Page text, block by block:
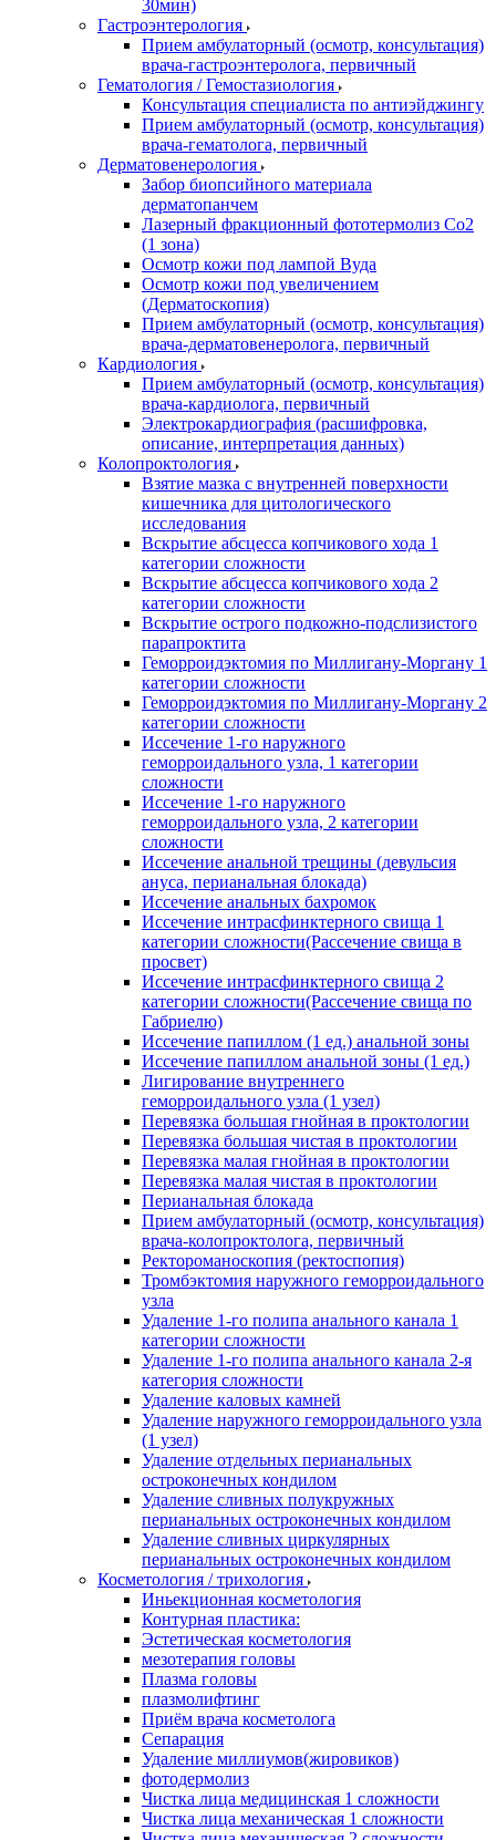
30мин)
Гастроэнтерология
Прием амбулаторный (осмотр, консультация)
врача-гастроэнтеролога, первичный
Гематология / Гемостазиология
Консультация специалиста по антиэйджингу
Прием амбулаторный (осмотр, консультация)
врача-гематолога, первичный
Дерматовенерология
Забор биопсийного материала
дерматопанчем
Лазерный фракционный фототермолиз Со2
(1 зона)
Осмотр кожи под лампой Вуда
Осмотр кожи под увеличением
(Дерматоскопия)
Прием амбулаторный (осмотр, консультация)
врача-дерматовенеролога, первичный
Кардиология
Прием амбулаторный (осмотр, консультация)
врача-кардиолога, первичный
Электрокардиография (расшифровка,
описание, интерпретация данных)
Колопроктология
Взятие мазка с внутренней поверхности
кишечника для цитологического
исследования
Вскрытие абсцесса копчикового хода 1
категории сложности
Вскрытие абсцесса копчикового хода 2
категории сложности
Вскрытие острого подкожно-подслизистого
парапроктита
Геморроидэктомия по Миллигану-Моргану 1
категории сложности
Геморроидэктомия по Миллигану-Моргану 2
категории сложности
Иссечение 1-го наружного
геморроидального узла, 1 категории
сложности
Иссечение 1-го наружного
геморроидального узла, 2 категории
сложности
Иссечение анальной трещины (девульсия
ануса, перианальная блокада)
Иссечение анальных бахромок
Иссечение интрасфинктерного свища 1
категории сложности(Рассечение свища в
просвет)
Иссечение интрасфинктерного свища 2
категории сложности(Рассечение свища по
Габриелю)
Иссечение папиллом (1 ед.) анальной зоны
Иссечение папиллом анальной зоны (1 ед.)
Лигирование внутреннего
геморроидального узла (1 узел)
Перевязка большая гнойная в проктологии
Перевязка большая чистая в проктологии
Перевязка малая гнойная в проктологии
Перевязка малая чистая в проктологии
Перианальная блокада
Прием амбулаторный (осмотр, консультация)
врача-колопроктолога, первичный
Ректороманоскопия (ректоспопия)
Тромбэктомия наружного геморроидального
узла
Удаление 1-го полипа анального канала 1
категории сложности
Удаление 1-го полипа анального канала 2-я
категория сложности
Удаление каловых камней
Удаление наружного геморроидального узла
(1 узел)
Удаление отдельных перианальных
остроконечных кондилом
Удаление сливных полукружных
перианальных остроконечных кондилом
Удаление сливных циркулярных
перианальных остроконечных кондилом
Косметология / трихология
Иньекционная косметология
Контурная пластика:
Эстетическая косметология
мезотерапия головы
Плазма головы
плазмолифтинг
Приём врача косметолога
Сепарация
Удаление миллиумов(жировиков)
фотодермолиз
Чистка лица медицинская 1 сложности
Чистка лица механическая 1 сложности